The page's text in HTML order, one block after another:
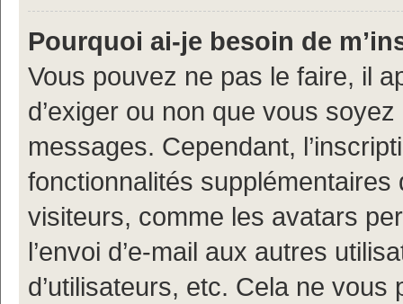
Pourquoi ai-je besoin de
Vous pouvez ne pas le faire, il
d’exiger ou non que vous
messages. Cependant,
fonctionnalités
visiteurs, comme les avatars
l’envoi d’e-mail aux autres
d’utilisateurs, etc. Cela ne